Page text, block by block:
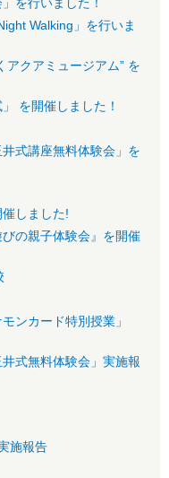
Walking」を行いま
アクアミュージアム” を
を開催しました！
式講座無料体験会」を
催しました!
の親子体験会』を開催
ンカード特別授業」
式無料体験会」実施報
施報告